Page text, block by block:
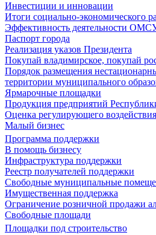
Инвестиции и инновации
Итоги социально-экономического
Эффективность деятельности
Паспорт города
Реализация указов Президента
Покупай владимирское, покупай
Порядок размещения
территории муниципального
Ярмарочные площадки
Продукция предприятий
Оценка регулирующего воздействия
Малый бизнес
Программа поддержки
В помощь бизнесу
Инфраструктура поддержки
Реестр получателей поддержки
Свободные муниципальные
Имущественная поддержка
Ограничение розничной продажи
Свободные площади
Площадки под строительство